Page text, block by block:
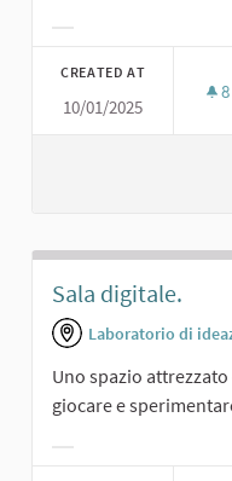
CREATED AT
10/01/2025
8
Sala digitale.
Laboratorio di
Uno spazio
giocare e